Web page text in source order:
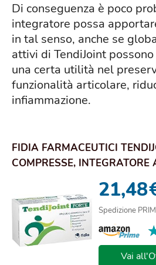
Di conseguenza è poco
integratore possa
in tal senso, anche se
attivi di TendiJoint
una certa utilità nel
funzionalità articolare,
infiammazione.
FIDIA FARMACEUTICI
COMPRESSE, INTEGRATORE
21,48
Spedizione
Vai